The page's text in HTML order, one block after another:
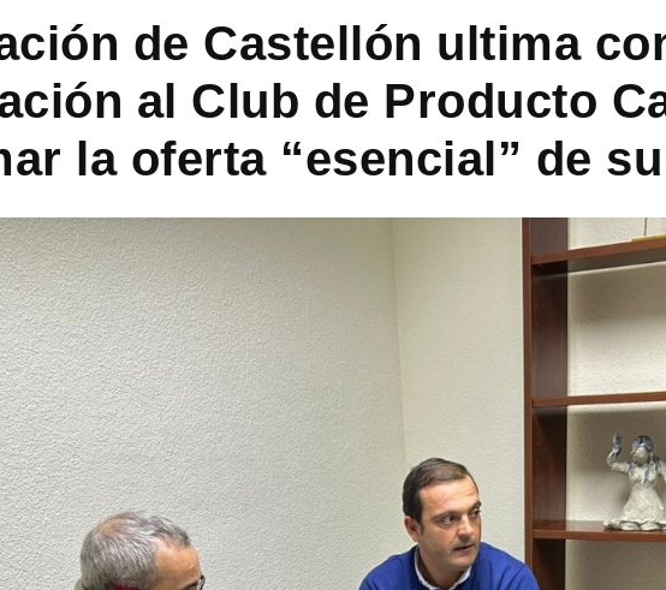
de Castellón ultima
al Club de Producto
la oferta “esencial” de